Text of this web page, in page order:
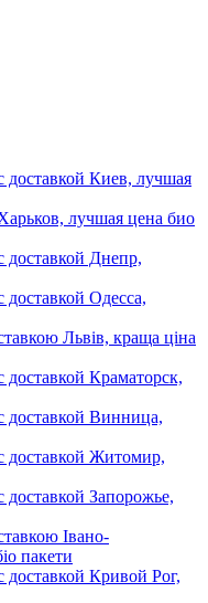
доставкой Киев, лучшая
лучшая цена био
доставкой Днепр,
доставкой Одесса,
Львів, краща ціна
доставкой Краматорск,
доставкой Винница,
доставкой Житомир,
доставкой Запорожье,
Івано-
пакети
доставкой Кривой Рог,